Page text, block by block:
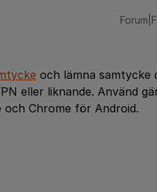
och lämna samtycke
eller liknande. Använd
Chrome för Android.